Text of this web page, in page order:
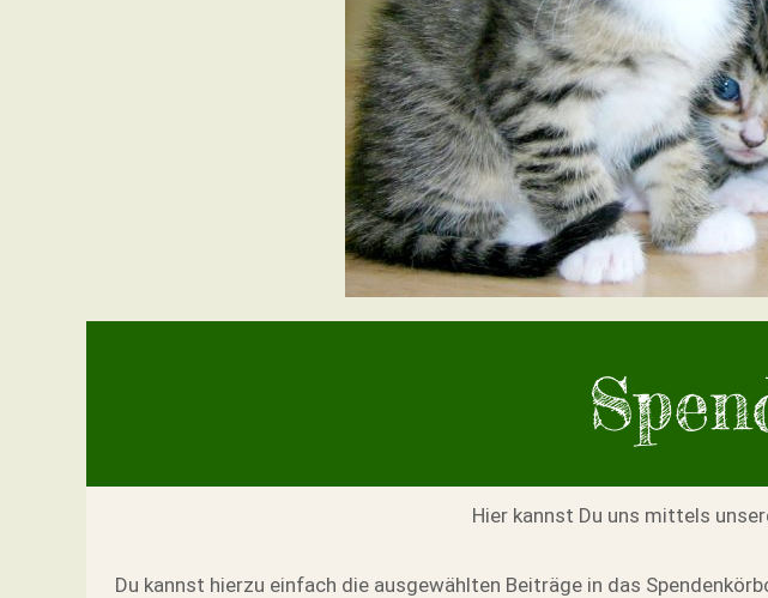
Hier kannst Du uns mittels
Du kannst hierzu einfach die ausgewählten Beiträge in das